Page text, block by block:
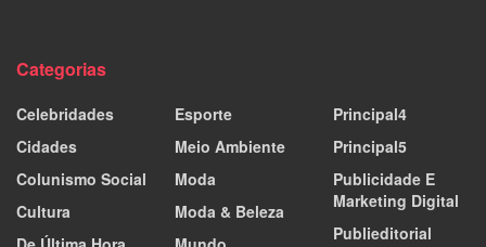
Categorias
Celebridades
Cidades
Colunismo Social
Cultura
Esporte
Meio Ambiente
Moda
Moda & Beleza
Principal4
Principal5
Publicidade E
Marketing Digital
Publieditorial